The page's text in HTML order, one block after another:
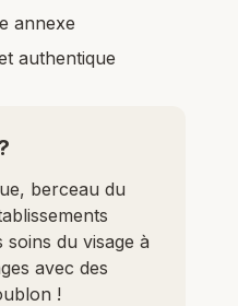
annexe
authentique
berceau du
du visage à
avec des
!